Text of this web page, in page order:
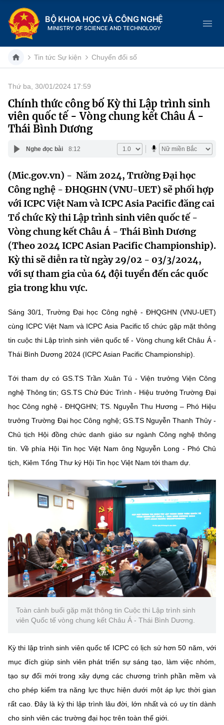
BỘ KHOA HỌC VÀ CÔNG NGHỆ
MINISTRY OF SCIENCE AND TECHNOLOGY
Danh mục
Trang chủ
Cơ cấu tổ chức
Lịch sử phát triển
Sở Khoa học và Công nghệ
Khoa học và Công nghệ
Đổi mới sáng tạo
Chuyển đổi số
Bưu chính, Viễn thông
Sở hữu trí tuệ
Tiêu chuẩn, đo lường, chất lượng
Năng lượng nguyên tử
Dịch vụ công
Hệ thống văn bản
Văn bản QPPL
Văn bản chỉ đạo điều hành
Lấy ý kiến người dân về dự thảo VBQPPL
MST IOFFICE
THỐNG KÊ
Khoa học và Công nghệ
Chuyển đổi số
Bưu chính, Viễn thông
Sở hữu trí tuệ
Tiêu chuẩn, đo lường, chất lượng
Năng lượng nguyên tử
Multimedia
Khác
Videos
Ảnh
Voice
Nhiệm vụ trọng tâm
Chọn ngôn ngữ
BỘ KHOA HỌC VÀ CÔNG NGHỆ
MINISTRY OF SCIENCE AND TECHNOLOGY
Điều khoản sử dụng Theo dõi MST: Góp ý
Cơ quan chủ quản: Bộ Khoa học và Công nghệ (MST)
Chịu trách nhiệm nội dung: Nguyễn Thị Hải Hằng
Giám đốc Trung tâm Truyền thông Khoa học và Công nghệ.
Liên hệ
Email:
stc@mst.gov.vn
©2026 Bản quyền thuộc Bộ Khoa Học và Công Nghệ
(Ghi rõ nguồn "https://mst.gov.vn" khi phát hành lại thông tin từ
website này)
Tin tức Sự kiện Chuyển đổi số
Thứ ba, 30/01/2024 17:59
Chính thức công bố Kỳ thi Lập trình sinh
viên quốc tế - Vòng chung kết Châu Á -
Thái Bình Dương
Nghe đọc bài 8:12
(Mic.gov.vn) - Năm 2024, Trường Đại học
Công nghệ - ĐHQGHN (VNU-UET) sẽ phối hợp
với ICPC Việt Nam và ICPC Asia Pacific đăng cai
Tổ chức Kỳ thi Lập trình sinh viên quốc tế -
Vòng chung kết Châu Á - Thái Bình Dương
(Theo 2024 ICPC Asian Pacific Championship).
Kỳ thi sẽ diễn ra từ ngày 29/02 - 03/3/2024,
với sự tham gia của 64 đội tuyển đến các quốc
gia trong khu vực.
Sáng 30/1, Trường Đại học Công nghệ - ĐHQGHN (VNU-UET)
cùng ICPC Việt Nam và ICPC Asia Pacific tổ chức gặp mặt thông
tin cuộc thi Lập trình sinh viên quốc tế - Vòng chung kết Châu Á -
Thái Bình Dương 2024 (ICPC Asian Pacific Championship).
Tới tham dự có GS.TS Trần Xuân Tú - Viện trưởng Viện Công
nghệ Thông tin; GS.TS Chử Đức Trình - Hiệu trưởng Trường Đại
học Công nghệ - ĐHQGHN; TS. Nguyễn Thu Hương – Phó Hiệu
trưởng Trường Đại học Công nghệ; GS.TS Nguyễn Thanh Thủy -
Chủ tịch Hội đồng chức danh giáo sư ngành Công nghệ thông
tin. Về phía Hội Tin học Việt Nam ông Nguyễn Long - Phó Chủ
tịch, Kiêm Tổng Thư ký Hội Tin học Việt Nam tới tham dự.
Toàn cảnh buổi gặp mặt thông tin Cuộc thi Lập trình sinh
viên Quốc tế vòng chung kết Châu Á - Thái Bình Dương.
Kỳ thi lập trình sinh viên quốc tế ICPC có lịch sử hơn 50 năm, với
mục đích giúp sinh viên phát triển sự sáng tạo, làm việc nhóm,
tạo sự đổi mới trong xây dựng các chương trình phần mềm và
cho phép kiểm tra năng lực thực hiện dưới một áp lực thời gian
rất cao. Đây là kỳ thi lập trình lâu đời, lớn nhất và có uy tín dành
cho sinh viên các trường đại học trên toàn thế giới.